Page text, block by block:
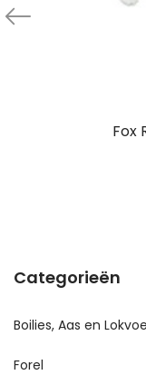
Fox
Categorieën
Boilies, Aas en
Forel